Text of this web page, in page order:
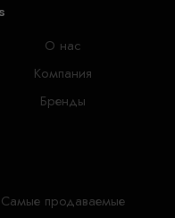
О нас
Компания
Бренды
Самые продаваемые